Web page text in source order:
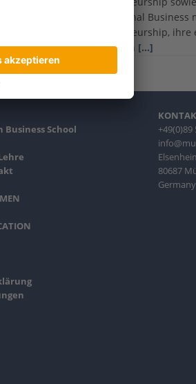
International
Entrepreneurship,
Prototypen […]
School
+49(0)89
80687
Germany